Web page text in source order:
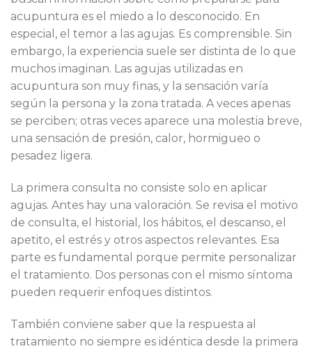
acupuntura es el miedo a lo desconocido. En
especial, el temor a las agujas. Es comprensible. Sin
embargo, la experiencia suele ser distinta de lo que
muchos imaginan. Las agujas utilizadas en
acupuntura son muy finas, y la sensación varía
según la persona y la zona tratada. A veces apenas
se perciben; otras veces aparece una molestia breve,
una sensación de presión, calor, hormigueo o
pesadez ligera.
La primera consulta no consiste solo en aplicar
agujas. Antes hay una valoración. Se revisa el motivo
de consulta, el historial, los hábitos, el descanso, el
apetito, el estrés y otros aspectos relevantes. Esa
parte es fundamental porque permite personalizar
el tratamiento. Dos personas con el mismo síntoma
pueden requerir enfoques distintos.
También conviene saber que la respuesta al
tratamiento no siempre es idéntica desde la primera